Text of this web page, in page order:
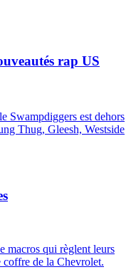
rap US
Swampdiggers est dehors
Thug, Gleesh, Westside
macros qui règlent leurs
coffre de la Chevrolet.